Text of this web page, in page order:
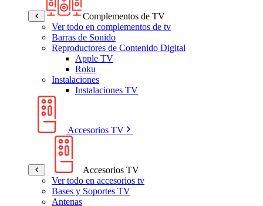
Complementos de TV
Ver todo en complementos de tv
Barras de Sonido
Reproductores de Contenido Digital
Apple TV
Roku
Instalaciones
Instalaciones TV
Accesorios TV
Accesorios TV
Ver todo en accesorios tv
Bases y Soportes TV
Antenas